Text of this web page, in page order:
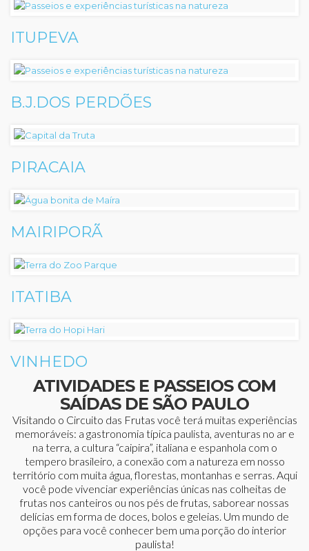
ITUPEVA
B.J.DOS PERDÕES
PIRACAIA
MAIRIPORÃ
ITATIBA
VINHEDO
ATIVIDADES E PASSEIOS COM
SAÍDAS DE SÃO PAULO
Visitando o Circuito das Frutas você terá muitas experiências
memoráveis: a gastronomia típica paulista, aventuras no ar e
na terra, a cultura “caipira”, italiana e espanhola com o
tempero brasileiro, a conexão com a natureza em nosso
território com muita água, florestas, montanhas e serras. Aqui
você pode vivenciar experiências únicas nas colheitas de
frutas nos canteiros ou nos pés de frutas, saborear nossas
delícias em forma de doces, bolos e geleias. Um mundo de
opções para você conhecer bem uma porção do interior
paulista!